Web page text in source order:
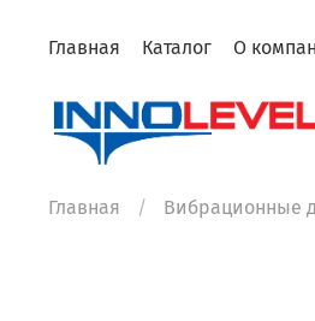
Главная Каталог О
Главная Вибрационные